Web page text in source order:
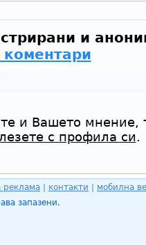
и
и Вашето мнение,
с профила си.
реклама контакти
мобилна
запазени.